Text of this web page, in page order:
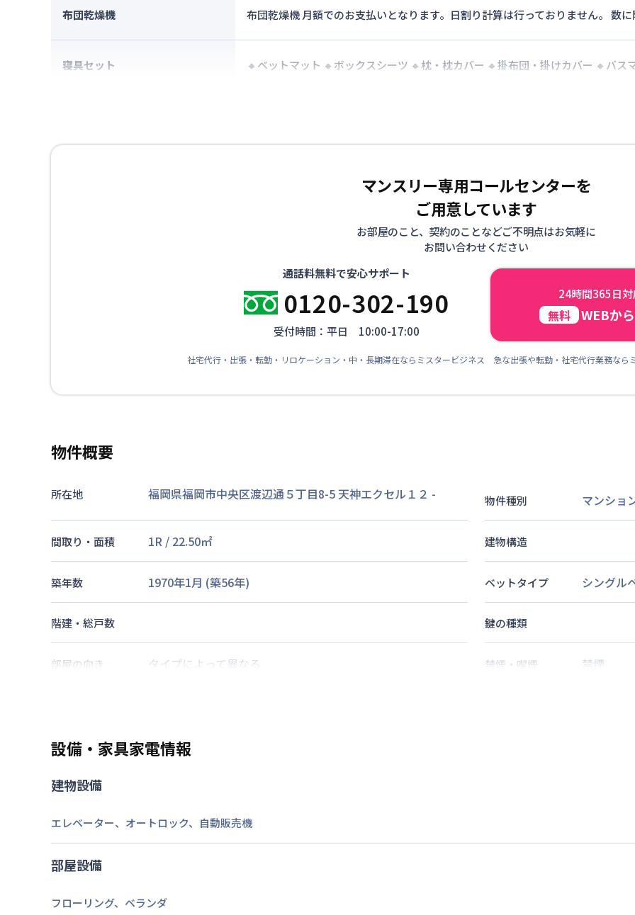
布団乾燥機 布団乾燥機 月額でのお支払いとなります。日割り計算は行っておりません。 数
寝具セット 🔸ベットマット 🔸ボックスシーツ 🔸枕・枕カバー 🔸掛布団・掛けカバー 🔸バス
マンスリー専用コールセンターを
ご用意しています
お部屋のこと、契約のことなどご不明点はお気軽に
お問い合わせください
通話料無料で安心サポート
0120-302-190
受付時間：平日 10:00-17:00
24時間365日
無料 WEBか
社宅代行・出張・転勤・リロケーション・中・長期滞在ならミスタービジネス 急な出張や転勤・社宅代行業務なら
物件概要
所在地 福岡県福岡市中央区渡辺通５丁目8-5 天神エクセル１２ - 物件種別 マンショ
間取り・面積 1R / 22.50㎡ 建物構造
築年数 1970年1月 (築56年) ベットタイプ シングル
階建・総戸数 鍵の種類
部屋の向き タイプによって異なる 禁煙・喫煙 禁煙
駐車場
情報更新日 2026年7月24日
設備・家具家電情報
建物設備
エレベーター、 オートロック、 自動販売機
部屋設備
フローリング、 ベランダ